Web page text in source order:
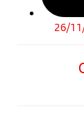
26/